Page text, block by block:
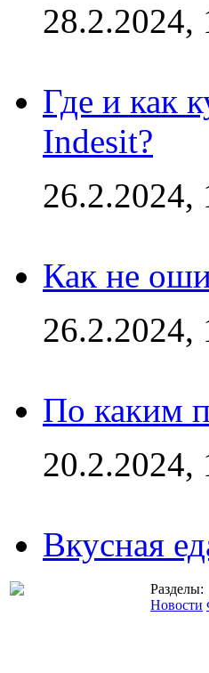
28.2.2024,
Где и как
Indesit?
26.2.2024,
Как не
26.2.2024,
По каким
20.2.2024,
Вкусная
Разделы:
Новости